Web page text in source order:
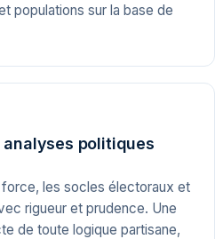
populations sur la base de
politiques
les socles électoraux et
rigueur et prudence. Une
de toute logique partisane,